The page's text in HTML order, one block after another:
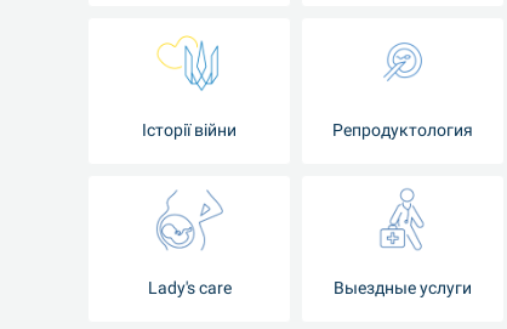
Iсторії війни Репродуктология
Lady's care Выездные услуги